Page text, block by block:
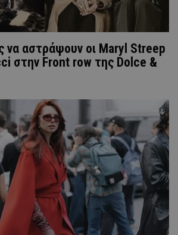
να αστράψουν οι Maryl Streep
στην Front row της Dolce &